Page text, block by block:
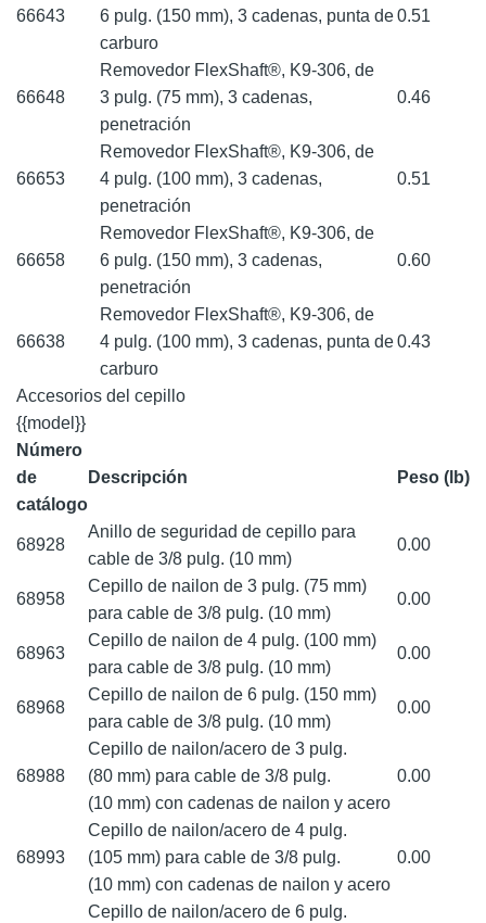
66643
6 pulg. (150 mm), 3 cadenas, punta de
carburo
0.51
66648
Removedor FlexShaft®, K9-306, de
3 pulg. (75 mm), 3 cadenas,
penetración
0.46
66653
Removedor FlexShaft®, K9-306, de
4 pulg. (100 mm), 3 cadenas,
penetración
0.51
66658
Removedor FlexShaft®, K9-306, de
6 pulg. (150 mm), 3 cadenas,
penetración
0.60
66638
Removedor FlexShaft®, K9-306, de
4 pulg. (100 mm), 3 cadenas, punta de
carburo
0.43
Accesorios del cepillo
{{model}}
Número
de
catálogo
Descripción Peso (lb)
68928
Anillo de seguridad de cepillo para
cable de 3/8 pulg. (10 mm)
0.00
68958
Cepillo de nailon de 3 pulg. (75 mm)
para cable de 3/8 pulg. (10 mm)
0.00
68963
Cepillo de nailon de 4 pulg. (100 mm)
para cable de 3/8 pulg. (10 mm)
0.00
68968
Cepillo de nailon de 6 pulg. (150 mm)
para cable de 3/8 pulg. (10 mm)
0.00
68988
Cepillo de nailon/acero de 3 pulg.
(80 mm) para cable de 3/8 pulg.
(10 mm) con cadenas de nailon y acero
0.00
68993
Cepillo de nailon/acero de 4 pulg.
(105 mm) para cable de 3/8 pulg.
(10 mm) con cadenas de nailon y acero
0.00
Cepillo de nailon/acero de 6 pulg.